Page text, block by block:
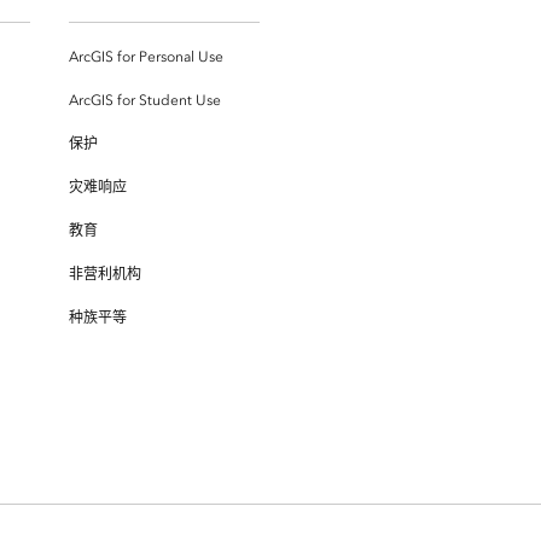
ArcGIS for Personal Use
ArcGIS for Student Use
保护
灾难响应
教育
非营利机构
种族平等